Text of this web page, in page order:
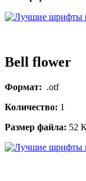
Bell flower
Формат: .otf
Количество: 1
Размер файла: 52